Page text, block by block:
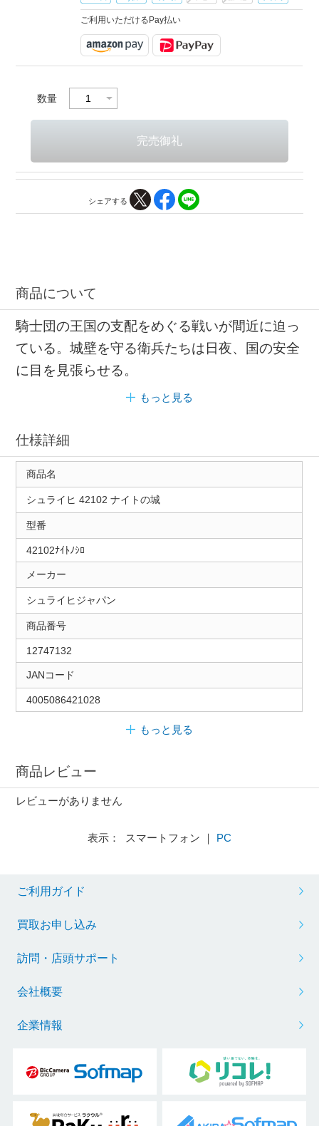
ご利用いただけるPay払い
数量
シェアする
商品について
騎士団の王国の支配をめぐる戦いが間近に迫っ
ている。城壁を守る衛兵たちは日夜、国の安全
に目を見張らせる。
もっと見る
仕様詳細
商品名
シュライヒ 42102 ナイトの城
型番
42102ﾅｲﾄﾉｼﾛ
メーカー
シュライヒジャパン
商品番号
12747132
JANコード
4005086421028
もっと見る
商品レビュー
レビューがありません
表示： スマートフォン ｜ PC
ご利用ガイド
買取お申し込み
訪問・店頭サポート
会社概要
企業情報